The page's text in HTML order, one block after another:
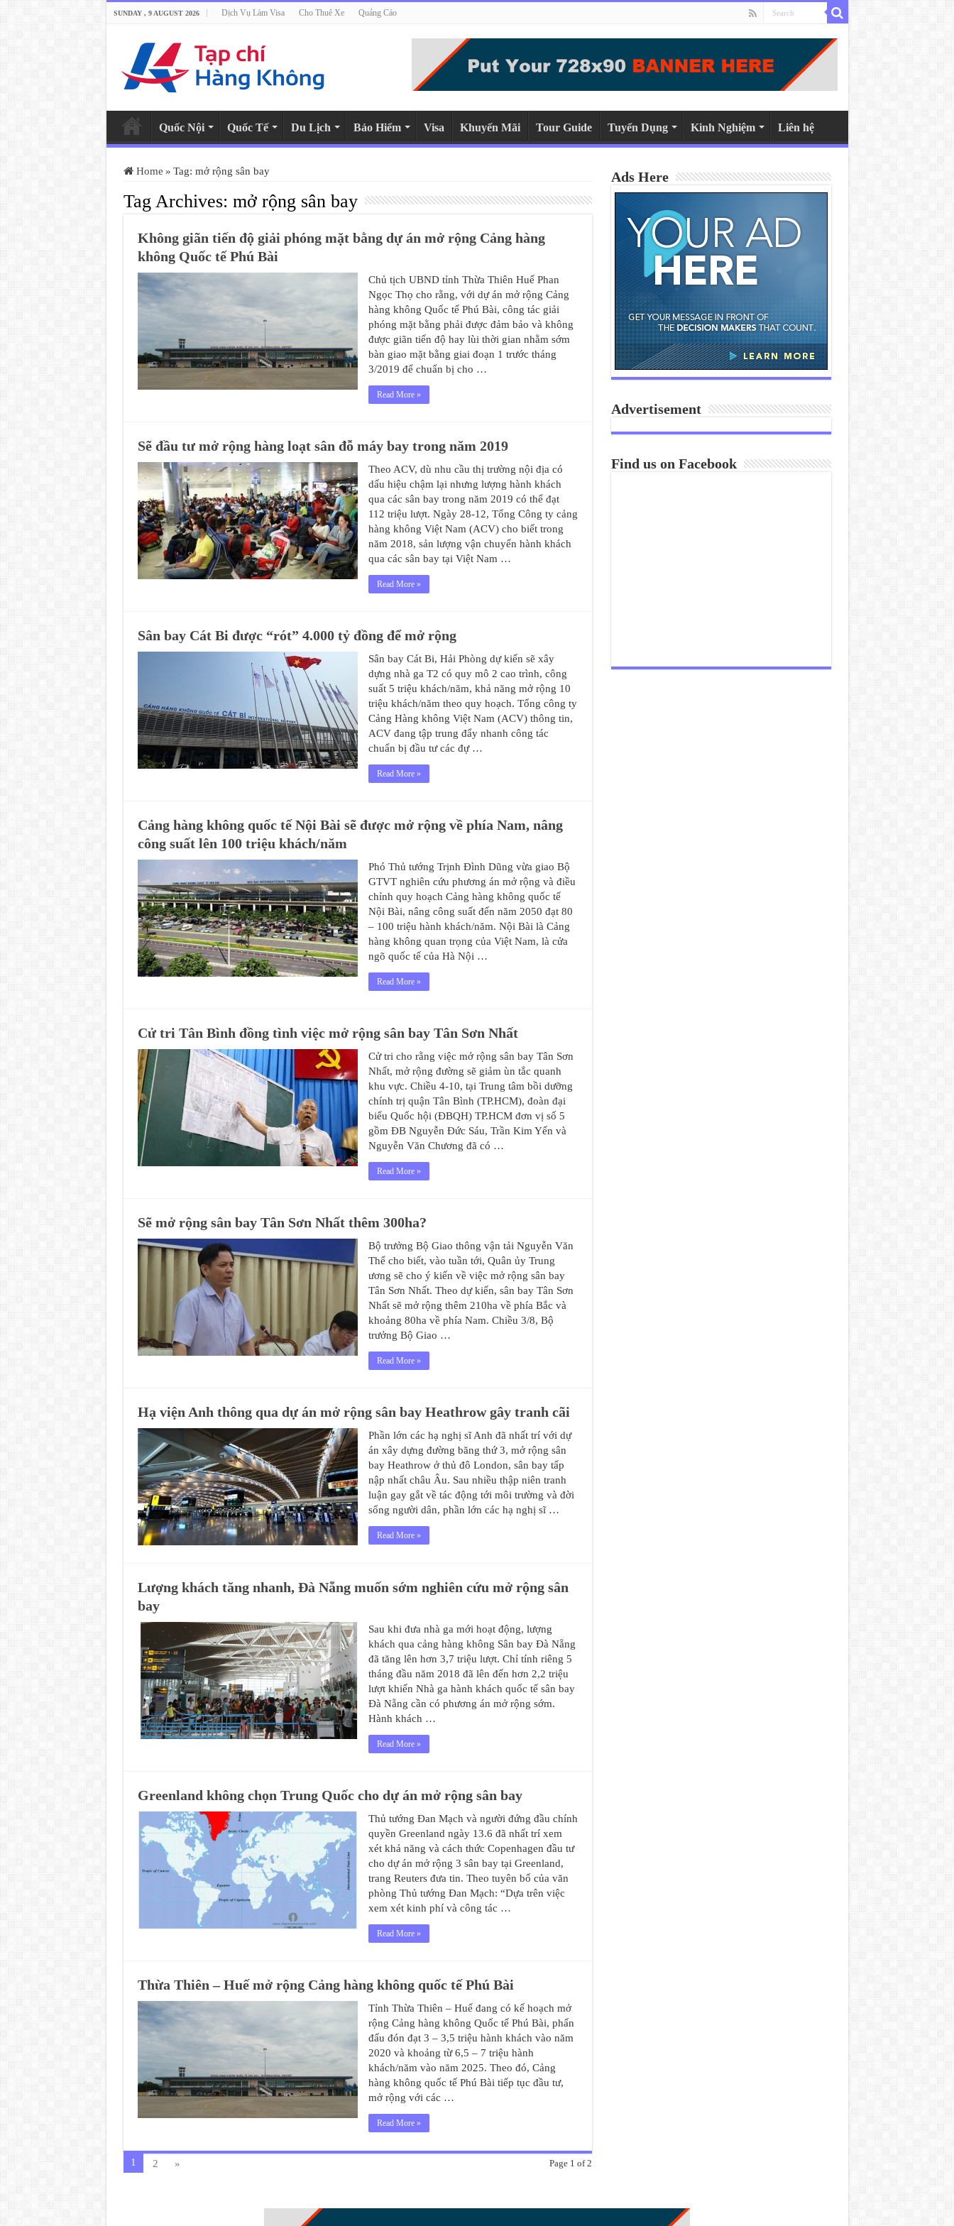
SUNDAY , 9 AUGUST 2026 Dịch Vụ Làm Visa Cho Thuê Xe Quảng Cáo
Quốc Nội Quốc Tế Du Lịch Bảo Hiểm Visa Khuyến Mãi Tour Guide Tuyển Dụng Kinh Nghiệm Liên hệ
Home » Tag: mở rộng sân bay
Tag Archives: mở rộng sân bay
Không giãn tiến độ giải phóng mặt bằng dự án mở rộng Cảng hàng
không Quốc tế Phú Bài
Chủ tịch UBND tỉnh Thừa Thiên Huế Phan
Ngọc Thọ cho rằng, với dự án mở rộng Cảng
hàng không Quốc tế Phú Bài, công tác giải
phóng mặt bằng phải được đảm bảo và không
được giãn tiến độ hay lùi thời gian nhằm sớm
bàn giao mặt bằng giai đoạn 1 trước tháng
3/2019 để chuẩn bị cho …
Read More »
Sẽ đầu tư mở rộng hàng loạt sân đỗ máy bay trong năm 2019
Theo ACV, dù nhu cầu thị trường nội địa có
dấu hiệu chậm lại nhưng lượng hành khách
qua các sân bay trong năm 2019 có thể đạt
112 triệu lượt. Ngày 28-12, Tổng Công ty cảng
hàng không Việt Nam (ACV) cho biết trong
năm 2018, sản lượng vận chuyển hành khách
qua các sân bay tại Việt Nam …
Read More »
Sân bay Cát Bi được “rót” 4.000 tỷ đồng để mở rộng
Sân bay Cát Bi, Hải Phòng dự kiến sẽ xây
dựng nhà ga T2 có quy mô 2 cao trình, công
suất 5 triệu khách/năm, khả năng mở rộng 10
triệu khách/năm theo quy hoạch. Tổng công ty
Cảng Hàng không Việt Nam (ACV) thông tin,
ACV đang tập trung đẩy nhanh công tác
chuẩn bị đầu tư các đự …
Read More »
Cảng hàng không quốc tế Nội Bài sẽ được mở rộng về phía Nam, nâng
công suất lên 100 triệu khách/năm
Phó Thủ tướng Trịnh Đình Dũng vừa giao Bộ
GTVT nghiên cứu phương án mở rộng và điều
chỉnh quy hoạch Cảng hàng không quốc tế
Nội Bài, nâng công suất đến năm 2050 đạt 80
– 100 triệu hành khách/năm. Nội Bài là Cảng
hàng không quan trọng của Việt Nam, là cửa
ngõ quốc tế của Hà Nội …
Read More »
Cử tri Tân Bình đồng tình việc mở rộng sân bay Tân Sơn Nhất
Cử tri cho rằng việc mở rộng sân bay Tân Sơn
Nhất, mở rộng đường sẽ giảm ùn tắc quanh
khu vực. Chiều 4-10, tại Trung tâm bồi dưỡng
chính trị quận Tân Bình (TP.HCM), đoàn đại
biểu Quốc hội (ĐBQH) TP.HCM đơn vị số 5
gồm ĐB Nguyễn Đức Sáu, Trần Kim Yến và
Nguyễn Văn Chương đã có …
Read More »
Sẽ mở rộng sân bay Tân Sơn Nhất thêm 300ha?
Bộ trưởng Bộ Giao thông vận tải Nguyễn Văn
Thể cho biết, vào tuần tới, Quân ủy Trung
ương sẽ cho ý kiến về việc mở rộng sân bay
Tân Sơn Nhất. Theo dự kiến, sân bay Tân Sơn
Nhất sẽ mở rộng thêm 210ha về phía Bắc và
khoảng 80ha về phía Nam. Chiều 3/8, Bộ
trưởng Bộ Giao …
Read More »
Hạ viện Anh thông qua dự án mở rộng sân bay Heathrow gây tranh cãi
Phần lớn các hạ nghị sĩ Anh đã nhất trí với dự
án xây dựng đường băng thứ 3, mở rộng sân
bay Heathrow ở thủ đô London, sân bay tấp
nập nhất châu Âu. Sau nhiều thập niên tranh
luận gay gắt về tác động tới môi trường và đời
sống người dân, phần lớn các hạ nghị sĩ …
Read More »
Lượng khách tăng nhanh, Đà Nẵng muốn sớm nghiên cứu mở rộng sân
bay
Sau khi đưa nhà ga mới hoạt động, lượng
khách qua cảng hàng không Sân bay Đà Nẵng
đã tăng lên hơn 3,7 triệu lượt. Chỉ tính riêng 5
tháng đầu năm 2018 đã lên đến hơn 2,2 triệu
lượt khiến Nhà ga hành khách quốc tế sân bay
Đà Nẵng cần có phương án mở rộng sớm.
Hành khách …
Read More »
Greenland không chọn Trung Quốc cho dự án mở rộng sân bay
Thủ tướng Đan Mạch và người đứng đầu chính
quyền Greenland ngày 13.6 đã nhất trí xem
xét khả năng và cách thức Copenhagen đầu tư
cho dự án mở rộng 3 sân bay tại Greenland,
trang Reuters đưa tin. Theo tuyên bố của văn
phòng Thủ tướng Đan Mạch: “Dựa trên việc
xem xét kinh phí và công tác …
Read More »
Thừa Thiên – Huế mở rộng Cảng hàng không quốc tế Phú Bài
Tỉnh Thừa Thiên – Huế đang có kế hoạch mở
rộng Cảng hàng không Quốc tế Phú Bài, phấn
đấu đón đạt 3 – 3,5 triệu hành khách vào năm
2020 và khoảng từ 6,5 – 7 triệu hành
khách/năm vào năm 2025. Theo đó, Cảng
hàng không quốc tế Phú Bài tiếp tục đầu tư,
mở rộng với các …
Read More »
Page 1 of 2
1 2 »
Ads Here
Advertisement
Find us on Facebook